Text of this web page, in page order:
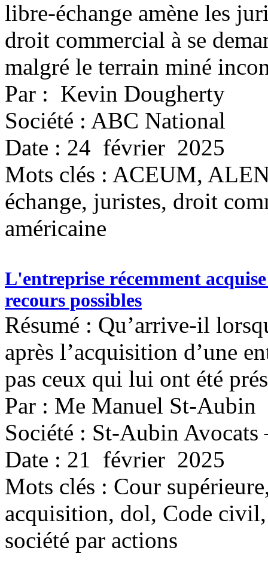
libre-échange amène les
droit commercial à se
malgré le terrain miné
Par : Kevin Dougherty
Société : ABC National
Date : 24 février 2025
Mots clés : ACEUM,
échange, juristes, droit
américaine
L'entreprise récemment
recours possibles
Résumé : Qu’arrive-il
après l’acquisition d’une
pas ceux qui lui ont été
Par : Me Manuel St-Aubin
Société : St-Aubin
Date : 21 février 2025
Mots clés : Cour
acquisition, dol, Code
société par actions